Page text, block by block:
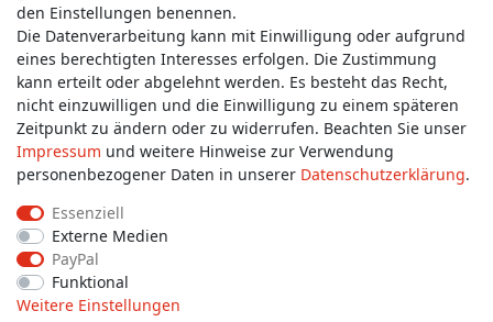
Wünschen Sie einen Rückruf?
service@allmyclothes.de
Schreiben Sie uns:
service@allmyclothes.de
Impressum
Widerrufs­recht
den Einstellungen benennen.
Die Datenverarbeitung kann mit Einwilligung oder aufgrund
eines berechtigten Interesses erfolgen. Die Zustimmung
kann erteilt oder abgelehnt werden. Es besteht das Recht,
nicht einzuwilligen und die Einwilligung zu einem späteren
Zeitpunkt zu ändern oder zu widerrufen. Beachten Sie unser
Impressum und weitere Hinweise zur Verwendung
personenbezogener Daten in unserer Daten­schutz­erklärung.
Essenziell
Externe Medien
PayPal
Funktional
Weitere Einstellungen